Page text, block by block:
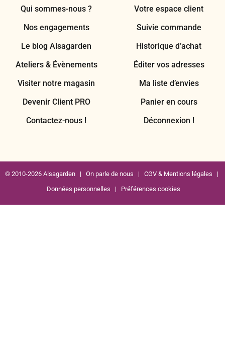
Qui sommes-nous ?
Nos engagements
Le blog Alsagarden
Ateliers & Évènements
Visiter notre magasin
Devenir Client PRO
Contactez-nous !
Votre espace client
Suivie commande
Historique d’achat
Éditer vos adresses
Ma liste d’envies
Panier en cours
Déconnexion !
© 2010-2026 Alsagarden | On parle de nous | CGV & Mentions légales |
Données personnelles | Préférences cookies